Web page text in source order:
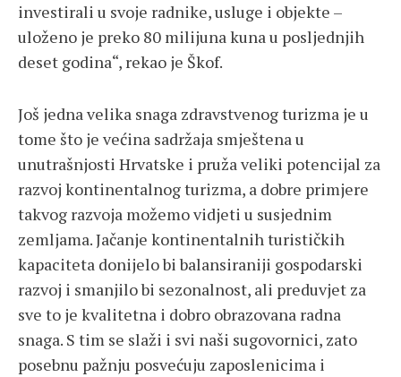
investirali u svoje radnike, usluge i objekte –
uloženo je preko 80 milijuna kuna u posljednjih
deset godina“, rekao je Škof.
Još jedna velika snaga zdravstvenog turizma je u
tome što je većina sadržaja smještena u
unutrašnjosti Hrvatske i pruža veliki potencijal za
razvoj kontinentalnog turizma, a dobre primjere
takvog razvoja možemo vidjeti u susjednim
zemljama. Jačanje kontinentalnih turističkih
kapaciteta donijelo bi balansiraniji gospodarski
razvoj i smanjilo bi sezonalnost, ali preduvjet za
sve to je kvalitetna i dobro obrazovana radna
snaga. S tim se slaži i svi naši sugovornici, zato
posebnu pažnju posvećuju zaposlenicima i